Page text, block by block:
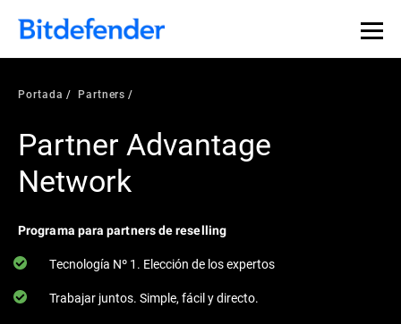
Portada Partners
Partner Advantage
Network
Programa para partners de reselling
Tecnología Nº 1. Elección de los expertos
Trabajar juntos. Simple, fácil y directo.